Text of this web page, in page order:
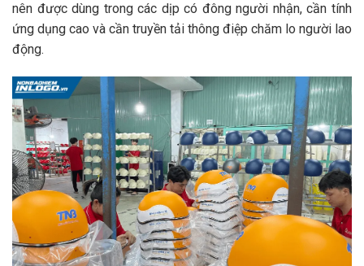
nên được dùng trong các dịp có đông người nhận, cần tính
ứng dụng cao và cần truyền tải thông điệp chăm lo người lao
động.